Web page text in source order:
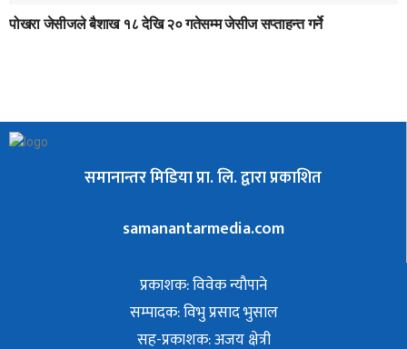
पोखरा जेसीजले बैशाख १८ देखि २० गतेसम्म जेसीज सप्ताहन्त गर्ने
समानान्तर मिडिया प्रा. लि. द्वारा प्रकाशित
samanantarmedia.com
प्रकाशक: विवेक न्याैपाने
सम्पादक: विभु प्रसाद भुसाल
सह-प्रकाशक: अजय क्षेत्री